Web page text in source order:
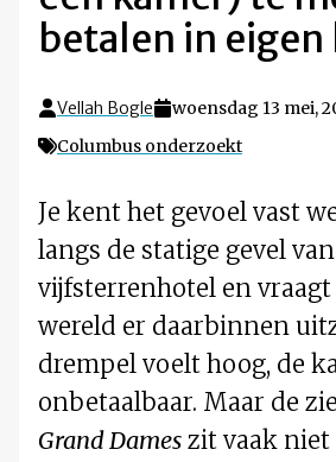
betalen in eigen
Vellah Bogle
woensdag 13 mei,
Columbus onderzoekt
Je kent het gevoel vast
langs de statige gevel
vijfsterrenhotel en vraagt
wereld er daarbinnen
drempel voelt hoog, de
onbetaalbaar. Maar de
Grand Dames zit vaak niet